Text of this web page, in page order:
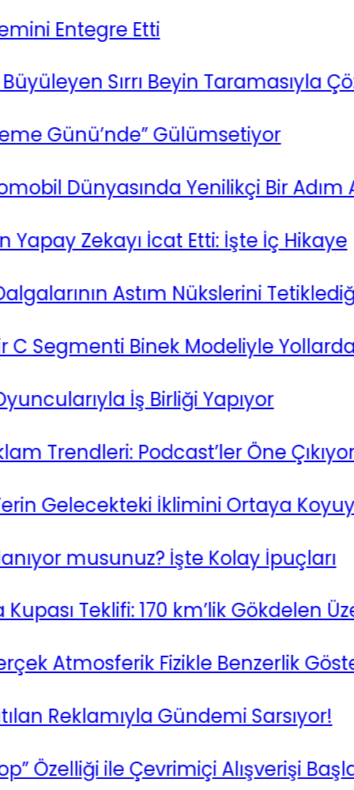
Entegre Etti
Sırrı Beyin Taramasıyla
Gülümsetiyor
Dünyasında Yenilikçi Bir Adım
Zekayı İcat Etti: İşte İç Hikaye
Astım Nükslerini Tetiklediği
Segmenti Binek Modeliyle Yollarda
İş Birliği Yapıyor
Podcast’ler Öne Çıkıyor
Gelecekteki İklimini Ortaya Koyuyor !
musunuz? İşte Kolay İpuçları
Teklifi: 170 km’lik Gökdelen
Atmosferik Fizikle Benzerlik
Reklamıyla Gündemi Sarsıyor!
ile Çevrimiçi Alışverişi Başlattı